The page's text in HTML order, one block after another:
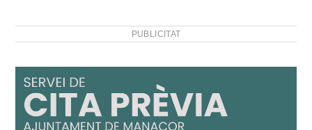
PUBLICITAT